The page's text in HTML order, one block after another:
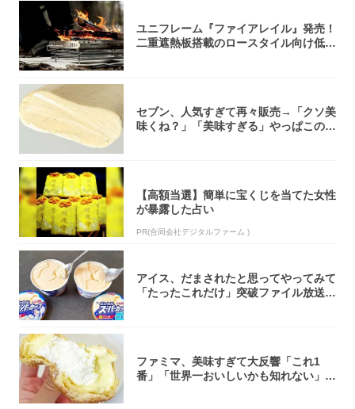
ユニフレーム『ファイアレイル』発売！
二重遮熱板搭載のロースタイル向け低型
セブン、人気すぎて再々販売→「クソ美
味くね？」「美味すぎる」やっぱこのク
【高額当選】簡単に宝くじを当てた女性
が暴露した占い
PR(合同会社デジタルファーム )
アイス、だまされたと思ってやってみて
「たったこれだけ」突破ファイル放送で
ファミマ、美味すぎて大反響「これ1
番」「世界一おいしいかも知れない」